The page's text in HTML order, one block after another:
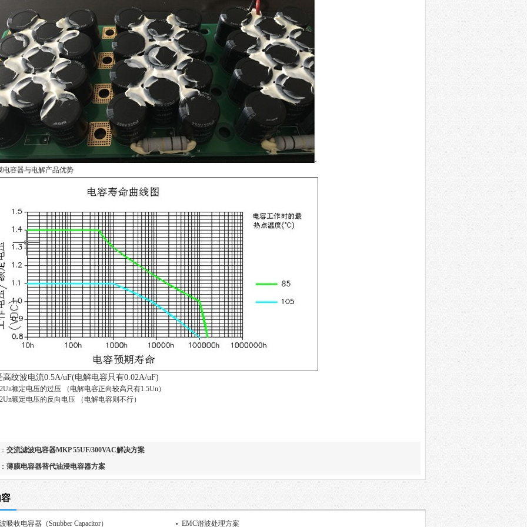
电容器与电解产品优势
高纹波电流0.5A/uF(电解电容只有0.02A/uF)
2Un额定电压的过压 （电解电容正向较高只有1.5Un）
2Un额定电压的反向电压 （电解电容则不行）
交流滤波电容器MKP 55UF/300VAC解决方案
薄膜电容器替代油浸电容器方案
吸收电容器（Snubber Capacitor） EMC谐波处理方案